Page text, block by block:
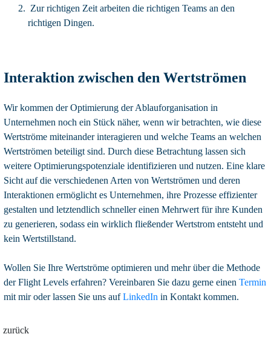
Zur richtigen Zeit arbeiten die richtigen Teams an den
richtigen Dingen.
Interaktion zwischen den Wertströmen
Wir kommen der Optimierung der Ablauforganisation in
Unternehmen noch ein Stück näher, wenn wir betrachten, wie diese
Wertströme miteinander interagieren und welche Teams an welchen
Wertströmen beteiligt sind. Durch diese Betrachtung lassen sich
weitere Optimierungspotenziale identifizieren und nutzen. Eine klare
Sicht auf die verschiedenen Arten von Wertströmen und deren
Interaktionen ermöglicht es Unternehmen, ihre Prozesse effizienter
gestalten und letztendlich schneller einen Mehrwert für ihre Kunden
zu generieren, sodass ein wirklich fließender Wertstrom entsteht und
kein Wertstillstand.
Wollen Sie Ihre Wertströme optimieren und mehr über die Methode
der Flight Levels erfahren? Vereinbaren Sie dazu gerne einen Termin
mit mir oder lassen Sie uns aufLinkedIn in Kontakt kommen.
zurück